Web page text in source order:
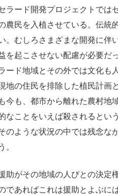
ラード開発プロジェクトでは
農民を入植させている。伝統
。むしろさまざまな開発に伴
を起こさせない配慮が必要だ
ード地域とその外では文化も
地の住民を排除した植民計画
も今も、都市から離れた農村地
なことをいえば殺されるとい
のような状況の中では残念な
う。
助がその地域の人びとの決定
であればこれは援助とよぶに